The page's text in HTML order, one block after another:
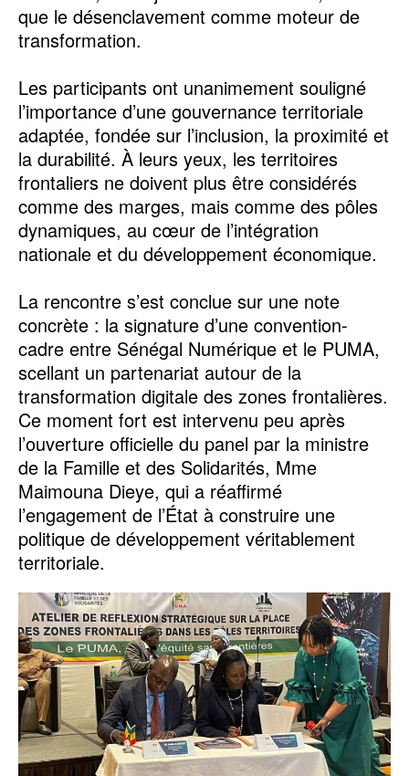
que le désenclavement comme moteur de
transformation.
Les participants ont unanimement souligné
l’importance d’une gouvernance territoriale
adaptée, fondée sur l’inclusion, la proximité et
la durabilité. À leurs yeux, les territoires
frontaliers ne doivent plus être considérés
comme des marges, mais comme des pôles
dynamiques, au cœur de l’intégration
nationale et du développement économique.
La rencontre s’est conclue sur une note
concrète : la signature d’une convention-
cadre entre Sénégal Numérique et le PUMA,
scellant un partenariat autour de la
transformation digitale des zones frontalières.
Ce moment fort est intervenu peu après
l’ouverture officielle du panel par la ministre
de la Famille et des Solidarités, Mme
Maimouna Dieye, qui a réaffirmé
l’engagement de l’État à construire une
politique de développement véritablement
territoriale.